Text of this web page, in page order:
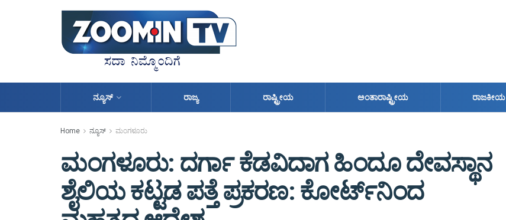
ನ್ಯೂಸ್ ರಾಜ್ಯ ರಾಷ್ಟ್ರೀಯ ಅಂತಾರಾಷ್ಟ್ರೀಯ ರಾಜಕೀಯ
Home ನ್ಯೂಸ್ ಮಂಗಳೂರು
ಮಂಗಳೂರು: ದರ್ಗಾ ಕೆಡವಿದಾಗ ಹಿಂದೂ ದೇವಸ್ಥಾನ
ಶೈಲಿಯ ಕಟ್ಟಡ ಪತ್ತೆ ಪ್ರಕರಣ: ಕೋರ್ಟ್​​ನಿಂದ